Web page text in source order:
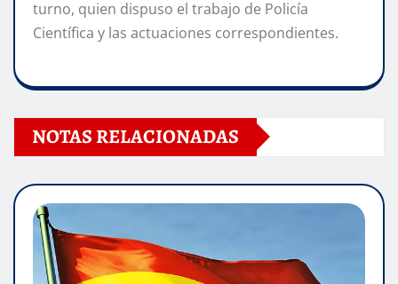
turno, quien dispuso el trabajo de Policía
Científica y las actuaciones correspondientes.
NOTAS RELACIONADAS